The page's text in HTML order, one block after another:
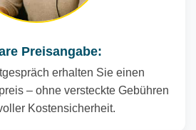
Preisangabe:
erhalten Sie einen
– ohne versteckte Gebühren
Kostensicherheit.